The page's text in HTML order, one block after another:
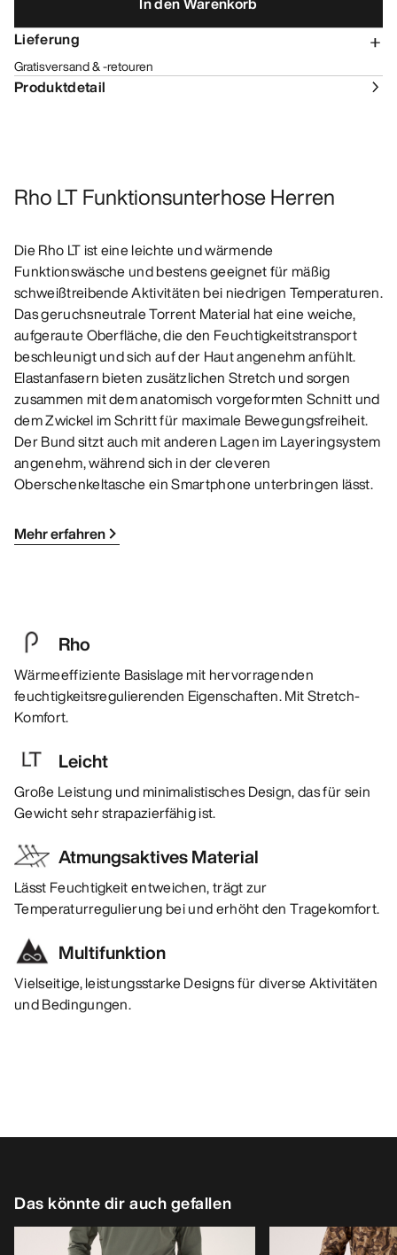
Lieferung
Gratisversand & -retouren
Produktdetail
Rho LT Funktionsunterhose Herren
Die Rho LT ist eine leichte und wärmende
Funktionswäsche und bestens geeignet für mäßig
schweißtreibende Aktivitäten bei niedrigen Temperaturen.
Das geruchsneutrale Torrent Material hat eine weiche,
aufgeraute Oberfläche, die den Feuchtigkeitstransport
beschleunigt und sich auf der Haut angenehm anfühlt.
Elastanfasern bieten zusätzlichen Stretch und sorgen
zusammen mit dem anatomisch vorgeformten Schnitt und
dem Zwickel im Schritt für maximale Bewegungsfreiheit.
Der Bund sitzt auch mit anderen Lagen im Layeringsystem
angenehm, während sich in der cleveren
Oberschenkeltasche ein Smartphone unterbringen lässt.
Mehr erfahren
Rho
Wärmeeffiziente Basislage mit hervorragenden
feuchtigkeitsregulierenden Eigenschaften. Mit Stretch-
Komfort.
Leicht
Große Leistung und minimalistisches Design, das für sein
Gewicht sehr strapazierfähig ist.
Atmungsaktives Material
Lässt Feuchtigkeit entweichen, trägt zur
Temperaturregulierung bei und erhöht den Tragekomfort.
Multifunktion
Vielseitige, leistungsstarke Designs für diverse Aktivitäten
und Bedingungen.
Das könnte dir auch gefallen